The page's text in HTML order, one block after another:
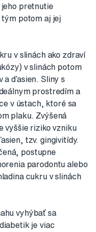
pretnutie
potom aj jej
v slinách ako zdraví
v slinách potom
a ďasien. Sliny s
prostredím a
v ústach, ktoré sa
plaku. Zvýšená
vyššie riziko vzniku
tzv. gingivitídy.
postupne
parodontu alebo
cukru v slinách
vyhýbať sa
je viac